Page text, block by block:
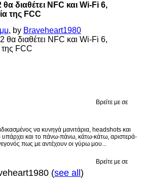
διαθέτει NFC και Wi-Fi 6,
της FCC
, by Braveheart1980
Βρείτε με σε
να κυνηγά μανιτάρια, headshots και
και το πάνω-πάνω, κάτω-κάτω, αριστερά-
πως με αντέχουν οι γύρω μου...
Βρείτε με σε
(see all)